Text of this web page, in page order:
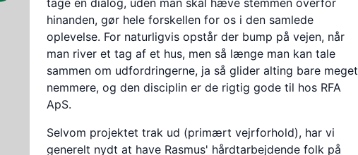
tage en dialog, uden man skal hæve stemmen overfor
hinanden, gør hele forskellen for os i den samlede
oplevelse. For naturligvis opstår der bump på vejen, når
man river et tag af et hus, men så længe man kan tale
sammen om udfordringerne, ja så glider alting bare meget
nemmere, og den disciplin er de rigtig gode til hos RFA
ApS.
Selvom projektet trak ud (primært vejrforhold), har vi
generelt nydt at have Rasmus' hårdtarbejdende folk på